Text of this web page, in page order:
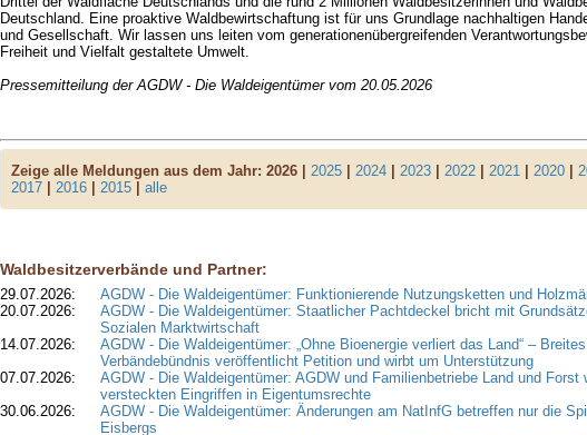
Deutschland. Eine proaktive Waldbewirtschaftung ist für uns Grundlage nachhaltigen
und Gesellschaft. Wir lassen uns leiten vom generationenübergreifenden
Freiheit und Vielfalt gestaltete Umwelt.
Pressemitteilung der AGDW - Die Waldeigentümer vom 20.05.2026
Zeige alle Meldungen aus dem Jahr: 2026 | 2025| 2024| 2023| 2022| 2021| 2020|
2017| 2016| 2015| alle
Waldbesitzerverbände und Partner:
29.07.2026:
AGDW - Die Waldeigentümer: Funktionierende Nutzungsketten und
20.07.2026:
AGDW - Die Waldeigentümer: Staatlicher Pachtdeckel bricht mit
Sozialen Marktwirtschaft
14.07.2026:
AGDW - Die Waldeigentümer: „Ohne Bioenergie verliert das Land“ – Breites
Verbändebündnis veröffentlicht Petition und wirbt um Unterstützung
07.07.2026:
AGDW - Die Waldeigentümer: AGDW und Familienbetriebe Land und Forst
versteckten Eingriffen in Eigentumsrechte
30.06.2026:
AGDW - Die Waldeigentümer: Änderungen am NatInfG betreffen nur die
Eisbergs